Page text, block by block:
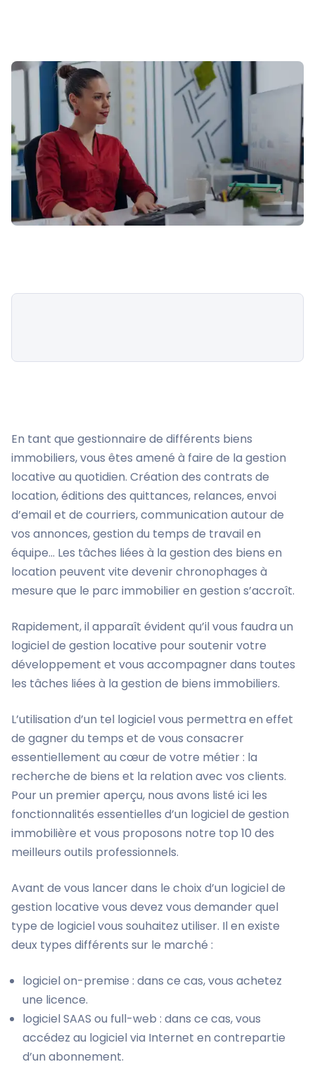
En tant que gestionnaire de différents biens
immobiliers, vous êtes amené à faire de la gestion
locative au quotidien. Création des contrats de
location, éditions des quittances, relances, envoi
d’email et de courriers, communication autour de
vos annonces, gestion du temps de travail en
équipe… Les tâches liées à la gestion des biens en
location peuvent vite devenir chronophages à
mesure que le parc immobilier en gestion s’accroît.
Rapidement, il apparaît évident qu’il vous faudra un
logiciel de gestion locative pour soutenir votre
développement et vous accompagner dans toutes
les tâches liées à la gestion de biens immobiliers.
L’utilisation d’un tel logiciel vous permettra en effet
de gagner du temps et de vous consacrer
essentiellement au cœur de votre métier : la
recherche de biens et la relation avec vos clients.
Pour un premier aperçu, nous avons listé ici les
fonctionnalités essentielles d’un logiciel de gestion
immobilière et vous proposons notre top 10 des
meilleurs outils professionnels.
Avant de vous lancer dans le choix d’un logiciel de
gestion locative vous devez vous demander quel
type de logiciel vous souhaitez utiliser. Il en existe
deux types différents sur le marché :
logiciel on-premise : dans ce cas, vous achetez
une licence.
logiciel SAAS ou full-web : dans ce cas, vous
accédez au logiciel via Internet en contrepartie
d’un abonnement.